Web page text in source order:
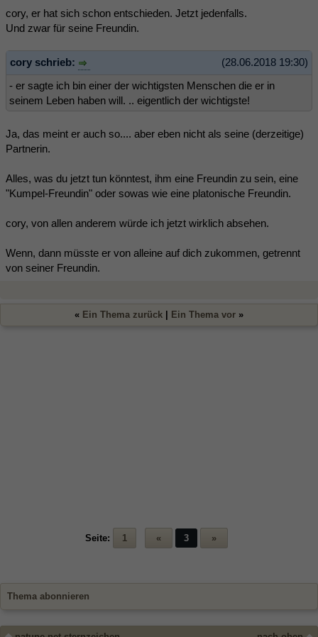
cory, er hat sich schon entschieden. Jetzt jedenfalls.
Und zwar für seine Freundin.
(28.06.2018 19:30)
cory schrieb:
- er sagte ich bin einer der wichtigsten Menschen die er in
seinem Leben haben will. .. eigentlich der wichtigste!
Ja, das meint er auch so.... aber eben nicht als seine (derzeitige)
Partnerin.
Alles, was du jetzt tun könntest, ihm eine Freundin zu sein, eine
"Kumpel-Freundin" oder sowas wie eine platonische Freundin.
cory, von allen anderem würde ich jetzt wirklich absehen.
Wenn, dann müsste er von alleine auf dich zukommen, getrennt
von seiner Freundin.
« Ein Thema zurück | Ein Thema vor »
Seite: 1 « 3 »
Thema abonnieren